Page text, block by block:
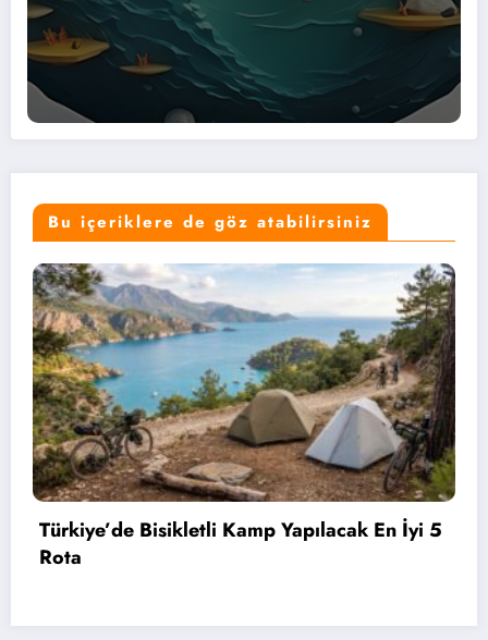
Bu içeriklere de göz atabilirsiniz
Bahçelievler’de 2 Bin 71 Öğrenciye